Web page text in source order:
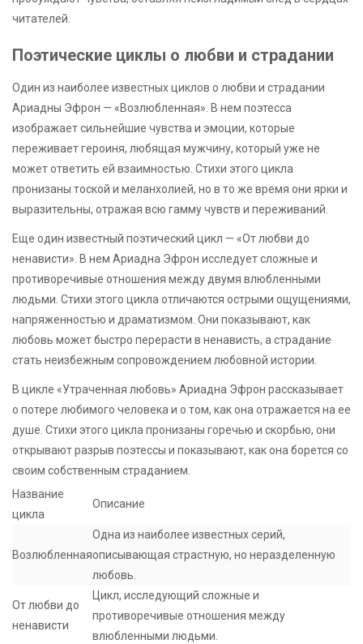
читателей.
Поэтические циклы о любви и страдании
Один из наиболее известных циклов о любви и страдании
Ариадны Эфрон — «Возлюбленная». В нем поэтесса
изображает сильнейшие чувства и эмоции, которые
переживает героиня, любящая мужчину, который уже не
может ответить ей взаимностью. Стихи этого цикла
пронизаны тоской и меланхолией, но в то же время они ярки и
выразительны, отражая всю гамму чувств и переживаний.
Еще один известный поэтический цикл — «От любви до
ненависти». В нем Ариадна Эфрон исследует сложные и
противоречивые отношения между двумя влюбленными
людьми. Стихи этого цикла отличаются острыми ощущениями,
напряженностью и драматизмом. Они показывают, как
любовь может быстро перерасти в ненависть, а страдание
стать неизбежным сопровождением любовной истории.
В цикле «Утраченная любовь» Ариадна Эфрон рассказывает
о потере любимого человека и о том, как она отражается на ее
душе. Стихи этого цикла пронизаны горечью и скорбью, они
открывают разрыв поэтессы и показывают, как она борется со
своим собственным страданием.
Название
цикла
Описание
Возлюбленная
Одна из наиболее известных серий,
описывающая страстную, но неразделенную
любовь.
От любви до
ненависти
Цикл, исследующий сложные и
противоречивые отношения между
влюбленными людьми.